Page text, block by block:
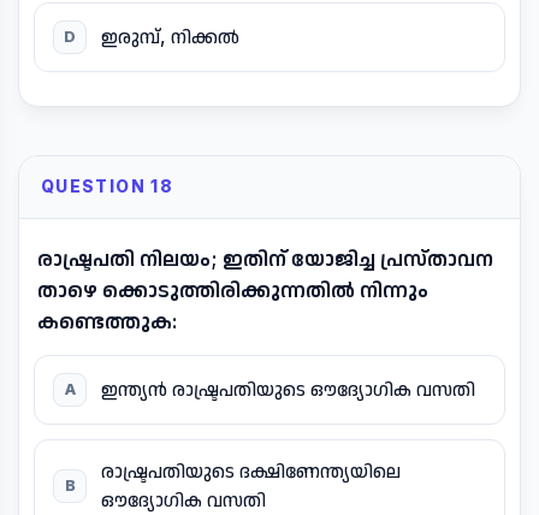
D ഇരുമ്പ്, നിക്കൽ
QUESTION 18
രാഷ്ട്രപതി നിലയം; ഇതിന് യോജിച്ച പ്രസ്താവന
താഴെ ക്കൊടുത്തിരിക്കുന്നതിൽ നിന്നും
കണ്ടെത്തുക:
A ഇന്ത്യൻ രാഷ്ട്രപതിയുടെ ഔദ്യോഗിക വസതി
B
രാഷ്ട്രപതിയുടെ ദക്ഷിണേന്ത്യയിലെ
ഔദ്യോഗിക വസതി